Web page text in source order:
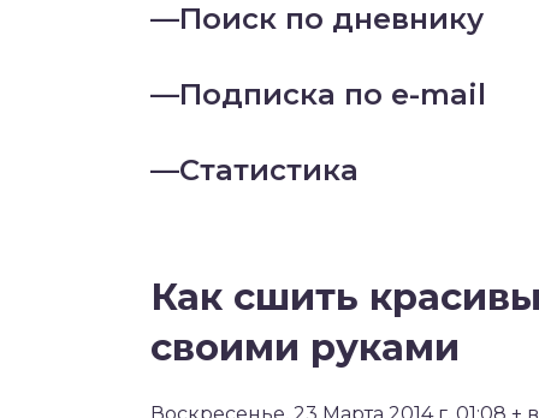
—Поиск по дневнику
—Подписка по e-mail
—Статистика
Как сшить
своими руками